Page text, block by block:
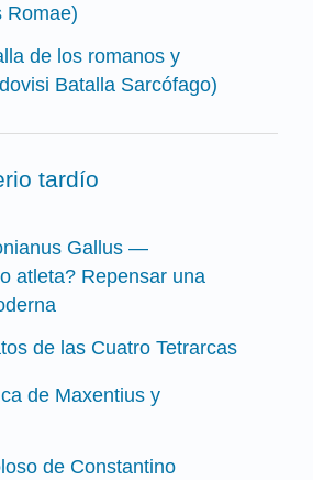
Romae)
de los romanos y
Batalla Sarcófago)
tardío
Gallus —
atleta? Repensar una
de las Cuatro Tetrarcas
de Maxentius y
de Constantino